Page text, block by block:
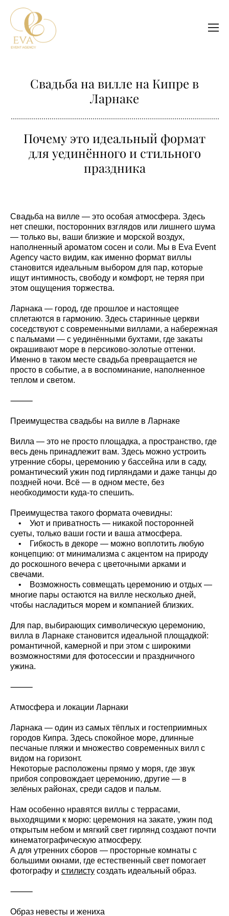
Свадьба на вилле на Кипре в
Ларнаке
Почему это идеальный формат
для уединённого и стильного
праздника
Свадьба на вилле — это особая атмосфера. Здесь
нет спешки, посторонних взглядов или лишнего шума
— только вы, ваши близкие и морской воздух,
наполненный ароматом сосен и соли. Мы в Eva Event
Agency часто видим, как именно формат виллы
становится идеальным выбором для пар, которые
ищут интимность, свободу и комфорт, не теряя при
этом ощущения торжества.
Ларнака — город, где прошлое и настоящее
сплетаются в гармонию. Здесь старинные церкви
соседствуют с современными виллами, а набережная
с пальмами — с уединёнными бухтами, где закаты
окрашивают море в персиково-золотые оттенки.
Именно в таком месте свадьба превращается не
просто в событие, а в воспоминание, наполненное
теплом и светом.
⸻
Преимущества свадьбы на вилле в Ларнаке
Вилла — это не просто площадка, а пространство, где
весь день принадлежит вам. Здесь можно устроить
утренние сборы, церемонию у бассейна или в саду,
романтический ужин под гирляндами и даже танцы до
поздней ночи. Всё — в одном месте, без
необходимости куда-то спешить.
Преимущества такого формата очевидны:
• Уют и приватность — никакой посторонней
суеты, только ваши гости и ваша атмосфера.
• Гибкость в декоре — можно воплотить любую
концепцию: от минимализма с акцентом на природу
до роскошного вечера с цветочными арками и
свечами.
• Возможность совмещать церемонию и отдых —
многие пары остаются на вилле несколько дней,
чтобы насладиться морем и компанией близких.
Для пар, выбирающих символическую церемонию,
вилла в Ларнаке становится идеальной площадкой:
романтичной, камерной и при этом с широкими
возможностями для фотосессии и праздничного
ужина.
⸻
Атмосфера и локации Ларнаки
Ларнака — один из самых тёплых и гостеприимных
городов Кипра. Здесь спокойное море, длинные
песчаные пляжи и множество современных вилл с
видом на горизонт.
Некоторые расположены прямо у моря, где звук
прибоя сопровождает церемонию, другие — в
зелёных районах, среди садов и пальм.
Нам особенно нравятся виллы с террасами,
выходящими к морю: церемония на закате, ужин под
открытым небом и мягкий свет гирлянд создают почти
кинематографическую атмосферу.
А для утренних сборов — просторные комнаты с
большими окнами, где естественный свет помогает
фотографу и стилисту создать идеальный образ.
⸻
Образ невесты и жениха